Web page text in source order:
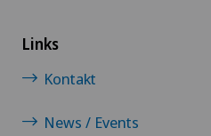
Links
Kontakt
News / Events